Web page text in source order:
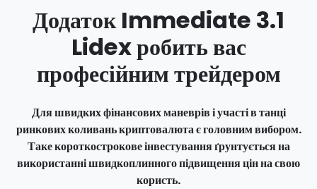
Додаток Immediate 3.1
Lidex робить вас
професійним трейдером
Для швидких фінансових маневрів і участі в танці
ринкових коливань криптовалюта є головним вибором.
Таке короткострокове інвестування ґрунтується на
використанні швидкоплинного підвищення цін на свою
користь.